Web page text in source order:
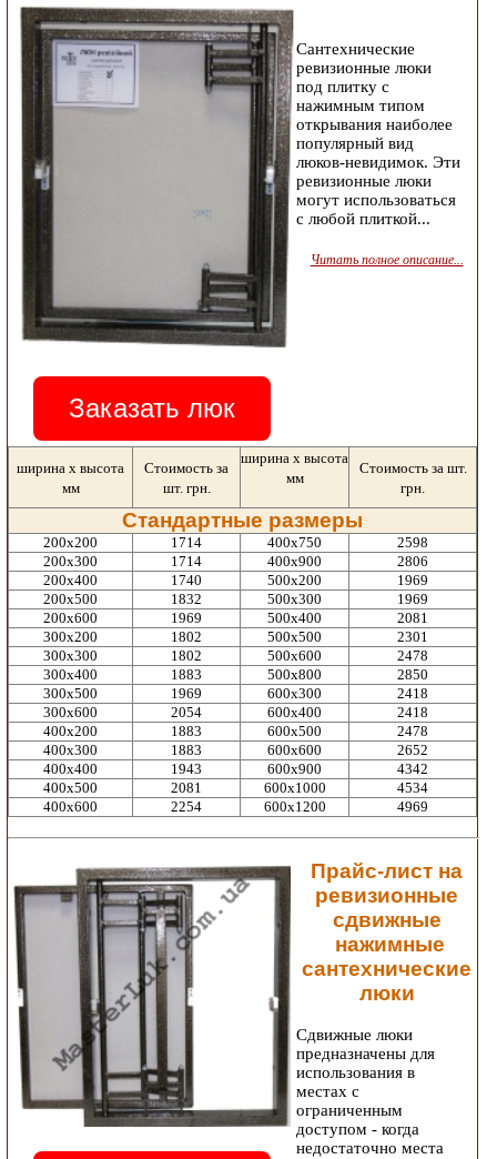
Заказать люк
Сантехнические
ревизионные люки
под плитку с
нажимным типом
открывания наиболее
популярный вид
люков-невидимок. Эти
ревизионные люки
могут использоваться
с любой плиткой...
Читать полное описание...
ширина х высота
мм
Стоимость за
шт. грн.
ширина х высота
мм
Стоимость за шт.
грн.
Стандартные размеры
200х200 1714 400х750
2598
200х300
1714 400х900
2806
200х400
1740 500х200
1969
200х500
1832 500х300
1969
200х600
1969 500х400
2081
300х200
1802 500х500
2301
300х300
1802 500х600
2478
300х400
1883 500х800
2850
300х500
1969 600х300
2418
300х600
2054 600х400
2418
400х200
1883 600х500
2478
400х300
1883 600х600
2652
400х400
1943 600х900
4342
400х500
2081 600х1000
4534
400х600
2254 600х1200 4969
Прайс-лист на
ревизионные
сдвижные
нажимные
сантехнические
люки
Сдвижные люки
предназначены для
использования в
местах с
ограниченным
доступом - когда
недостаточно места